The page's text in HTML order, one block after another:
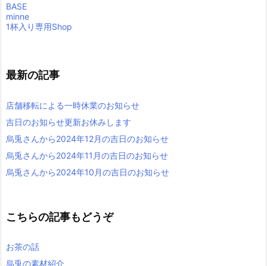
BASE
minne
1杯入り専用Shop
最新の記事
店舗移転による一時休業のお知らせ
吉日のお知らせ更新お休みします
烏兎さんから2024年12月の吉日のお知らせ
烏兎さんから2024年11月の吉日のお知らせ
烏兎さんから2024年10月の吉日のお知らせ
こちらの記事もどうぞ
お茶の話
烏兎の素材紹介